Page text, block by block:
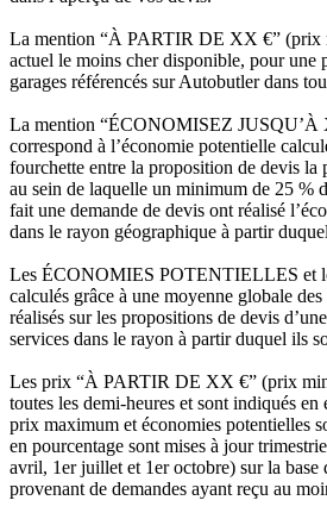
La mention “À PARTIR DE XX €” (prix
actuel le moins cher disponible, pour une
garages référencés sur Autobutler dans
La mention “ÉCONOMISEZ JUSQU’À
correspond à l’économie potentielle
fourchette entre la proposition de devis la
au sein de laquelle un minimum de 25 %
fait une demande de devis ont réalisé
dans le rayon géographique à partir
Les ÉCONOMIES POTENTIELLES et
calculés grâce à une moyenne globale
réalisés sur les propositions de devis
services dans le rayon à partir duquel ils
Les prix “À PARTIR DE XX €” (prix
toutes les demi-heures et sont indiqués
prix maximum et économies potentielles
en pourcentage sont mises à jour
avril, 1er juillet et 1er octobre) sur la base
provenant de demandes ayant reçu au